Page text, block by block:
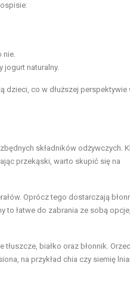
nie.
jogurt naturalny.
co w dłuższej perspektywie
składników odżywczych.
przekąski, warto skupić się na
Oprócz tego dostarczają
to łatwe do zabrania ze sobą
tłuszcze, białko oraz błonnik.
na przykład chia czy siemię